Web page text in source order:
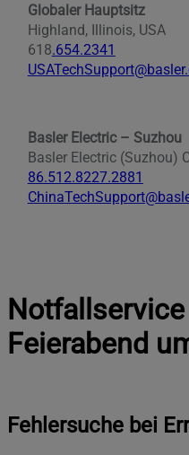
Globaler Hauptsitz
Highland, Illinois, USA
618.654.2341
Basler Electric – Suzhou
Basler Electric (Suzhou)
86.512.8227.2881
Feierabend
Fehlersuche bei